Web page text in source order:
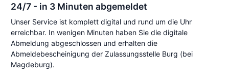
24/7 - in 3 Minuten abgemeldet
Unser Service ist komplett digital und rund um die Uhr
erreichbar. In wenigen Minuten haben Sie die digitale
Abmeldung abgeschlossen und erhalten die
Abmeldebescheinigung der Zulassungsstelle Burg (bei
Magdeburg).